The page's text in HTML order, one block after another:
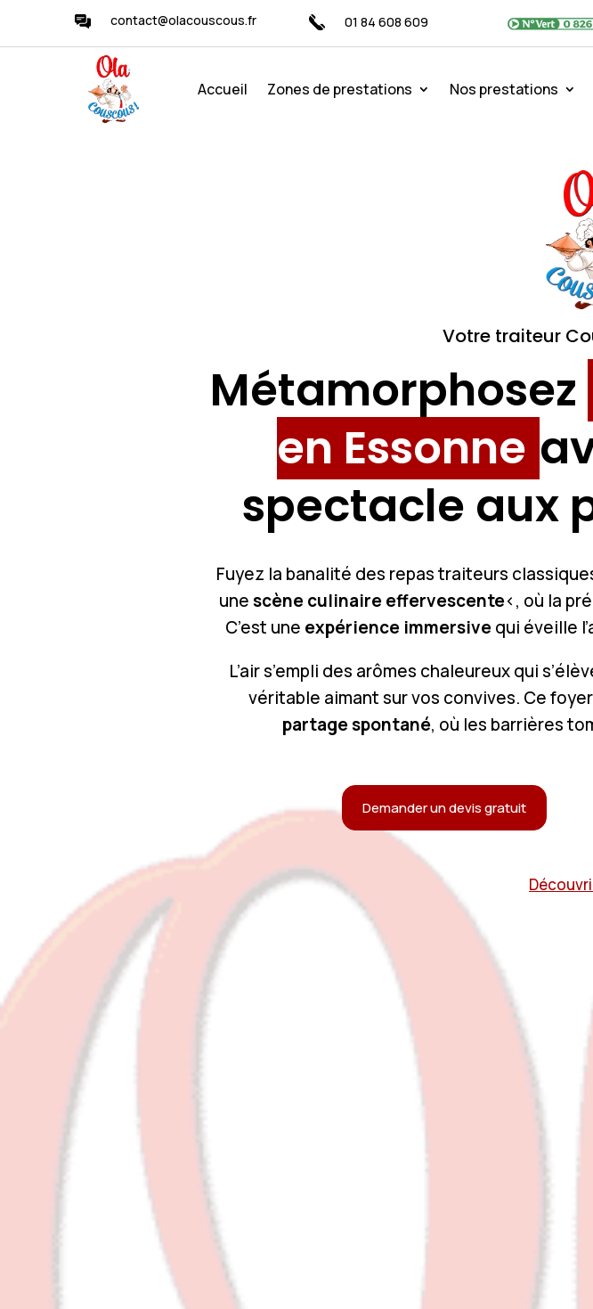
contact@olacouscous.fr 01 84 608 609
Accueil Zones de prestations Nos prestations
Votre traiteur
Métamorphosez
en Essonne
spectacle aux
Fuyez la banalité des repas traiteurs
unescène culinaire effervescente<, où la
C’est une expérience immersivequi éveille
L’air s’empli des arômes chaleureux qui
véritable aimant sur vos convives. Ce
partage spontané, où les barrières
Demander un devis gratuit